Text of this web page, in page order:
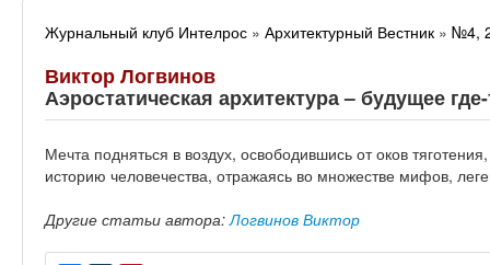
Журнальный клуб Интелрос » Архитектурный Вестник » №4,
Виктор Логвинов
Аэростатическая архитектура – будущее
Мечта подняться в воздух, освободившись от оков
историю человечества, отражаясь во множестве мифов,
Другие статьи автора:Логвинов Виктор